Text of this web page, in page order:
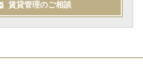
賃貸管理のご相談